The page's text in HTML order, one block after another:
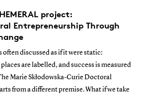
project:
Entrepreneurship Through
discussed as if it were static:
are labelled, and success is measured
Marie Skłodowska-Curie Doctoral
from a different premise. What if we take